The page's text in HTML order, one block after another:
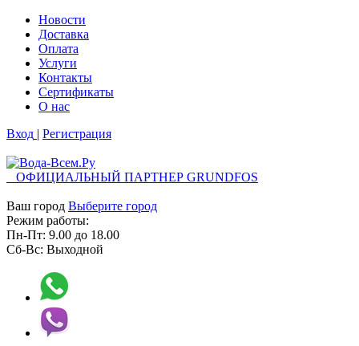
Новости
Доставка
Оплата
Услуги
Контакты
Cертификаты
О нас
Вход | Регистрация
ОФИЦИАЛЬНЫЙ ПАРТНЕР GRUNDFOS
Ваш город Выберите город
Режим работы:
Пн-Пт: 9.00 до 18.00
Сб-Вс: Выходной